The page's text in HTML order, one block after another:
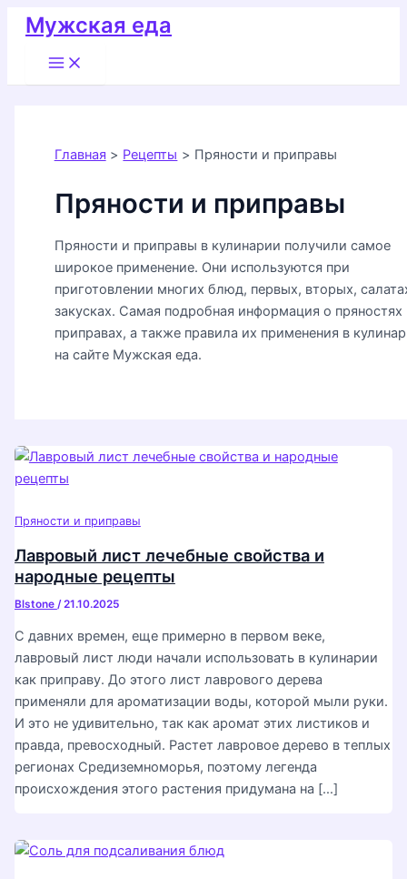
Перейти
содержимому
Мужская еда
Main
Menu
Главная Рецепты Пряности и приправы
Пряности и приправы
Пряности и приправы в кулинарии получили самое
широкое применение. Они используются при
приготовлении многих блюд, первых, вторых,
закусках. Самая подробная информация о пряностях
приправах, а также правила их применения в
на сайте Мужская еда.
Пряности и приправы
Лавровый лист лечебные свойства и
народные рецепты
Blstone /21.10.2025
С давних времен, еще примерно в первом веке,
лавровый лист люди начали использовать в кулинарии
как приправу. До этого лист лаврового дерева
применяли для ароматизации воды, которой мыли руки.
И это не удивительно, так как аромат этих листиков и
правда, превосходный. Растет лавровое дерево в теплых
регионах Средиземноморья, поэтому легенда
происхождения этого растения придумана на […]